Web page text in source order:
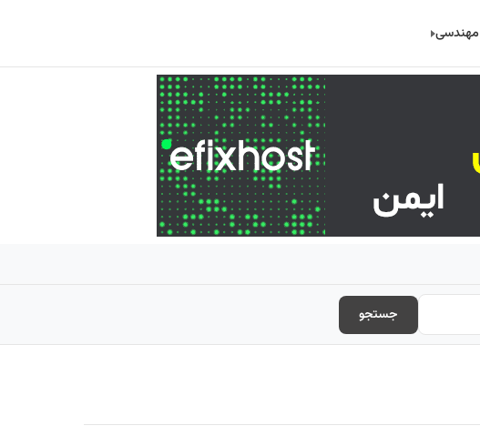
مهندسی
جستجو